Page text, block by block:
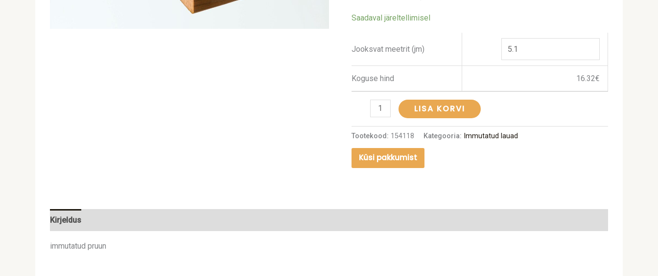
Saadaval järeltellimisel
Jooksvat meetrit (jm)
Koguse hind 16.32€
mänd
LISA KORVI
Tootekood: 154118 Kategooria: Immutatud lauad
Küsi pakkumist
Kirjeldus
immutatud pruun